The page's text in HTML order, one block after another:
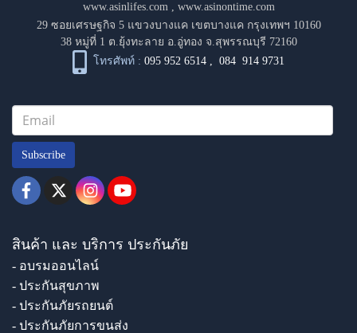
www.asinlifes.com, www.asinontime.com
29 ซอยเศรษฐกิจ 5 แขวงบางแค เขตบางแค กรุงเทพฯ 10160
38 หมู่ที่ 1 ต.ยุ้งทะลาย อ.อู่ทอง จ.สุพรรณบุรี 72160
โทรศัพท์ : 095 952 6514 ,084 914 9731
Subscribe
สินค้า และ บริการ ประกันภัย
- อบรมออนไลน์
- ประกันสุขภาพ
- ประกันภัยรถยนต์
- ประกันภัยการขนส่ง